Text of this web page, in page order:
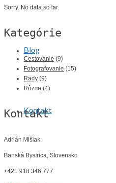
Blog
Kontakt
Sorry. No data so far.
Kategórie
Cestovanie (9)
Fotografovanie (15)
Rady (9)
Rôzne (4)
Kontakt
Adrián Mišiak
Banská Bystrica, Slovensko
+421 918 346 777